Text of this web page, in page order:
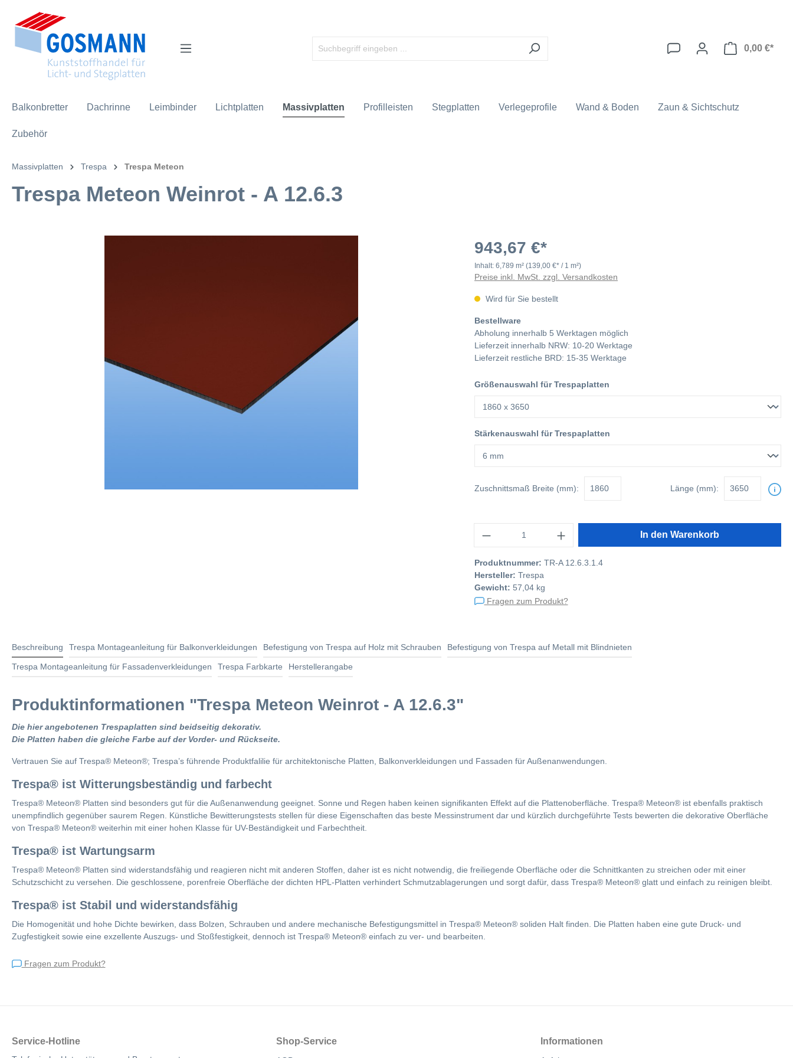
springen
0,00 €*
Balkonbretter Dachrinne Leimbinder Lichtplatten Massivplatten Profilleisten Stegplatten Verlegeprofile Wand & Boden Zaun & Sichtschutz
Zubehör
Massivplatten Trespa Trespa Meteon
Trespa Meteon Weinrot - A 12.6.3
943,67 €*
Inhalt: 6,789 m² (139,00 €* / 1 m²)
Preise inkl. MwSt. zzgl. Versandkosten
Wird für Sie bestellt
Bestellware
Abholung innerhalb 5 Werktagen möglich
Lieferzeit innerhalb NRW: 10-20 Werktage
Lieferzeit restliche BRD: 15-35 Werktage
Größenauswahl für Trespaplatten
Stärkenauswahl für Trespaplatten
Zuschnittsmaß Breite (mm): Länge (mm):
In den Warenkorb
Produktnummer: TR-A 12.6.3.1.4
Hersteller: Trespa
Gewicht: 57,04 kg
Fragen zum Produkt?
Beschreibung Trespa Montageanleitung für Balkonverkleidungen Befestigung von Trespa auf Holz mit Schrauben Befestigung von Trespa auf Metall mit Blindnieten
Trespa Montageanleitung für Fassadenverkleidungen Trespa Farbkarte Herstellerangabe
Produktinformationen "Trespa Meteon Weinrot - A 12.6.3"
Die hier angebotenen Trespaplatten sind beidseitig dekorativ.
Die Platten haben die gleiche Farbe auf der Vorder- und Rückseite.
Vertrauen Sie auf Trespa® Meteon®; Trespa’s führende Produktfalilie für architektonische Platten, Balkonverkleidungen und Fassaden für Außenanwendungen.
Trespa® ist Witterungsbeständig und farbecht
Trespa® Meteon® Platten sind besonders gut für die Außenanwendung geeignet. Sonne und Regen haben keinen signifikanten Effekt auf die Plattenoberfläche. Trespa® Meteon® ist ebenfalls praktisch
unempfindlich gegenüber saurem Regen. Künstliche Bewitterungstests stellen für diese Eigenschaften das beste Messinstrument dar und kürzlich durchgeführte Tests bewerten die dekorative Oberfläche
von Trespa® Meteon® weiterhin mit einer hohen Klasse für UV-Beständigkeit und Farbechtheit.
Trespa® ist Wartungsarm
Trespa® Meteon® Platten sind widerstandsfähig und reagieren nicht mit anderen Stoffen, daher ist es nicht notwendig, die freiliegende Oberfläche oder die Schnittkanten zu streichen oder mit einer
Schutzschicht zu versehen. Die geschlossene, porenfreie Oberfläche der dichten HPL-Platten verhindert Schmutzablagerungen und sorgt dafür, dass Trespa® Meteon® glatt und einfach zu reinigen bleibt.
Trespa® ist Stabil und widerstandsfähig
Die Homogenität und hohe Dichte bewirken, dass Bolzen, Schrauben und andere mechanische Befestigungsmittel in Trespa® Meteon® soliden Halt finden. Die Platten haben eine gute Druck- und
Zugfestigkeit sowie eine exzellente Auszugs- und Stoßfestigkeit, dennoch ist Trespa® Meteon® einfach zu ver- und bearbeiten.
Fragen zum Produkt?
Service-Hotline Shop-Service Informationen